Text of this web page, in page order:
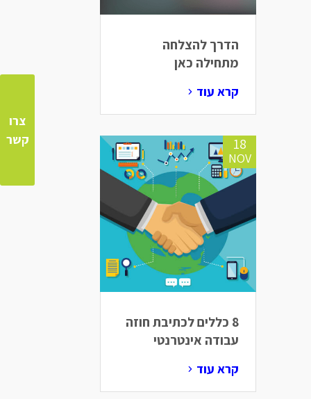
הדרך להצלחה
מתחילה כאן
קרא עוד
18
NOV
8 כללים לכתיבת חוזה
עבודה אינטרנטי
קרא עוד
צרו
קשר